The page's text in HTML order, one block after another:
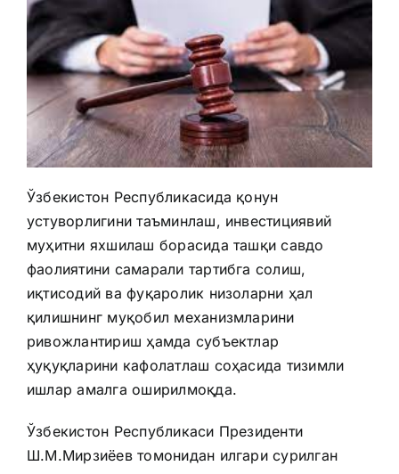
Ўзбекистон Республикасида қонун
устуворлигини таъминлаш, инвестициявий
муҳитни яхшилаш борасида ташқи савдо
фаолиятини самарали тартибга солиш,
иқтисодий ва фуқаролик низоларни ҳал
қилишнинг муқобил механизмларини
ривожлантириш ҳамда субъектлар
ҳуқуқларини кафолатлаш соҳасида тизимли
ишлар амалга оширилмоқда.
Ўзбекистон Республикаси Президенти
Ш.М.Мирзиёев томонидан илгари сурилган